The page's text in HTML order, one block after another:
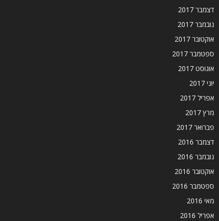
דצמבר 2017
נובמבר 2017
אוקטובר 2017
ספטמבר 2017
אוגוסט 2017
יוני 2017
אפריל 2017
מרץ 2017
פברואר 2017
דצמבר 2016
נובמבר 2016
אוקטובר 2016
ספטמבר 2016
מאי 2016
אפריל 2016